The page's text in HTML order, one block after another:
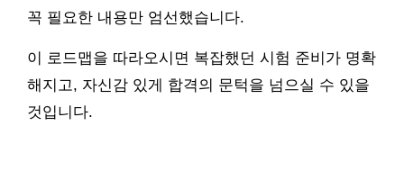
꼭 필요한 내용만 엄선했습니다.
이 로드맵을 따라오시면 복잡했던 시험 준비가 명확
해지고, 자신감 있게 합격의 문턱을 넘으실 수 있을
것입니다.